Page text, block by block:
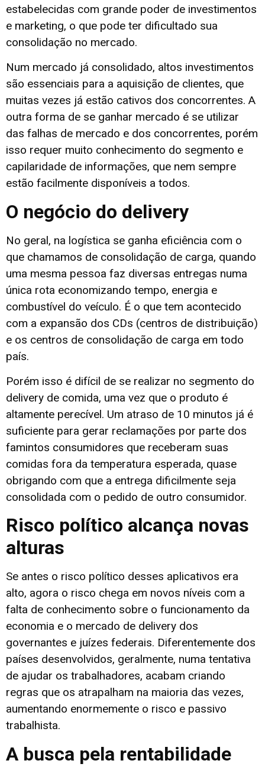
estabelecidas com grande poder de investimentos
e marketing, o que pode ter dificultado sua
consolidação no mercado.
Num mercado já consolidado, altos investimentos
são essenciais para a aquisição de clientes, que
muitas vezes já estão cativos dos concorrentes. A
outra forma de se ganhar mercado é se utilizar
das falhas de mercado e dos concorrentes, porém
isso requer muito conhecimento do segmento e
capilaridade de informações, que nem sempre
estão facilmente disponíveis a todos.
O negócio do delivery
No geral, na logística se ganha eficiência com o
que chamamos de consolidação de carga, quando
uma mesma pessoa faz diversas entregas numa
única rota economizando tempo, energia e
combustível do veículo. É o que tem acontecido
com a expansão dos CDs (centros de distribuição)
e os centros de consolidação de carga em todo
país.
Porém isso é difícil de se realizar no segmento do
delivery de comida, uma vez que o produto é
altamente perecível. Um atraso de 10 minutos já é
suficiente para gerar reclamações por parte dos
famintos consumidores que receberam suas
comidas fora da temperatura esperada, quase
obrigando com que a entrega dificilmente seja
consolidada com o pedido de outro consumidor.
Risco político alcança novas
alturas
Se antes o risco político desses aplicativos era
alto, agora o risco chega em novos níveis com a
falta de conhecimento sobre o funcionamento da
economia e o mercado de delivery dos
governantes e juízes federais. Diferentemente dos
países desenvolvidos, geralmente, numa tentativa
de ajudar os trabalhadores, acabam criando
regras que os atrapalham na maioria das vezes,
aumentando enormemente o risco e passivo
trabalhista.
A busca pela rentabilidade